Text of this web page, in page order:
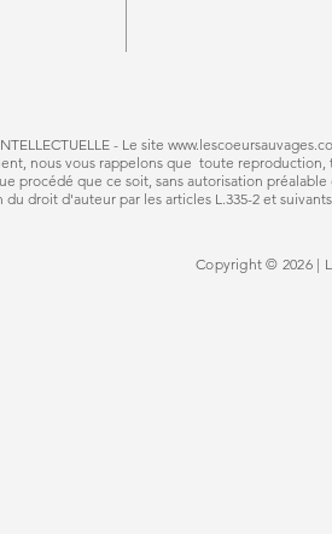
- Le site
nous vous rappelons que toute
procédé que ce soit, sans autorisation
droit d'auteur par les articles L.335-2 et
Copyright © 2026 |